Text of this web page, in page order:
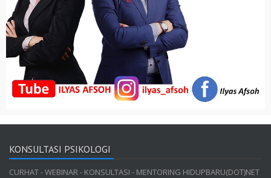
KONSULTASI PSIKOLOGI
CURHAT - WEBINAR - KONSULTASI - MENTORING HIDUPBARU(DOT)NET